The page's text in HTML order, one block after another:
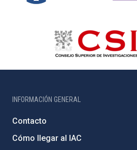
INFORMACIÓN GENERAL
Contacto
Cómo llegar al IAC